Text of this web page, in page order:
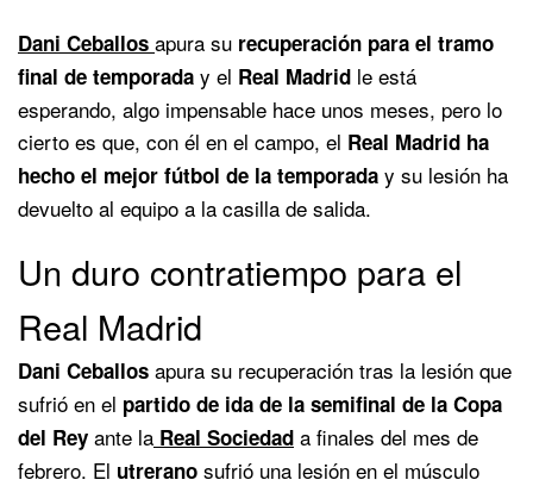
Dani Ceballos apura su recuperación para el tramo
final de temporada y el Real Madrid le está
esperando, algo impensable hace unos meses, pero lo
cierto es que, con él en el campo, el Real Madrid ha
hecho el mejor fútbol de la temporada y su lesión ha
devuelto al equipo a la casilla de salida.
Un duro contratiempo para el
Real Madrid
Dani Ceballos apura su recuperación tras la lesión que
sufrió en el partido de ida de la semifinal de la Copa
del Rey ante la Real Sociedad a finales del mes de
febrero. El utrerano sufrió una lesión en el músculo